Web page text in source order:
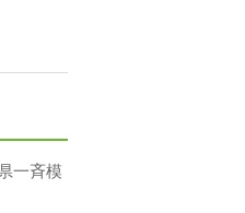
一斉模